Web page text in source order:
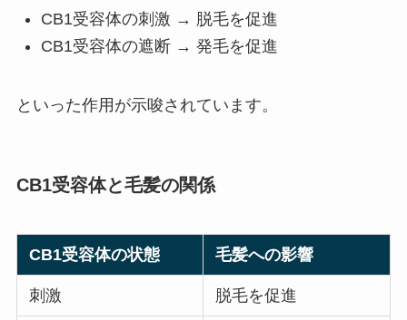
CB1受容体の刺激 → 脱毛を促進
CB1受容体の遮断 → 発毛を促進
といった作用が示唆されています。
CB1受容体と毛髪の関係
CB1受容体の状態 毛髪への影響
刺激 脱毛を促進